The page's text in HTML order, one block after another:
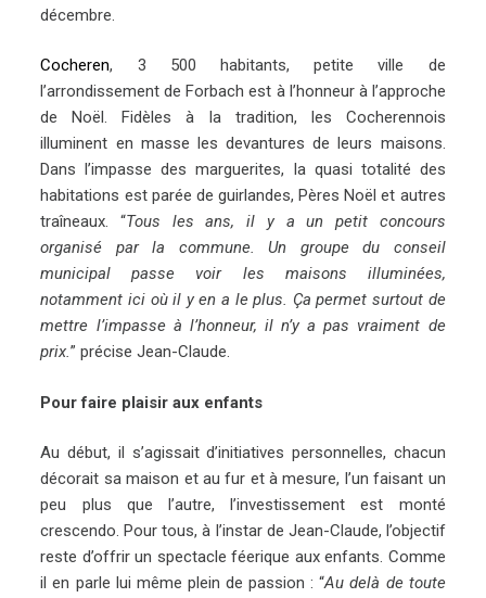
décembre.
Cocheren, 3 500 habitants, petite ville de
l’arrondissement de Forbach est à l’honneur à l’approche
de Noël. Fidèles à la tradition, les Cocherennois
illuminent en masse les devantures de leurs maisons.
Dans l’impasse des marguerites, la quasi totalité des
habitations est parée de guirlandes, Pères Noël et autres
traîneaux. “Tous les ans, il y a un petit concours
organisé par la commune. Un groupe du conseil
municipal passe voir les maisons illuminées,
notamment ici où il y en a le plus. Ça permet surtout de
mettre l’impasse à l’honneur, il n’y a pas vraiment de
prix.” précise Jean-Claude.
Pour faire plaisir aux enfants
Au début, il s’agissait d’initiatives personnelles, chacun
décorait sa maison et au fur et à mesure, l’un faisant un
peu plus que l’autre, l’investissement est monté
crescendo. Pour tous, à l’instar de Jean-Claude, l’objectif
reste d’offrir un spectacle féerique aux enfants. Comme
il en parle lui même plein de passion : “Au delà de toute